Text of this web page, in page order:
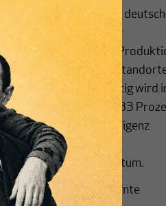
als Herzstück der
und globaler
Strategien:
verlagert. Vor allem
Bedeutung. Gleichzeitig wird
investiert. So erhöhen 83
wollen Künstliche Intelligenz
eher auf
expansivem Wachstum.
für die gesamte